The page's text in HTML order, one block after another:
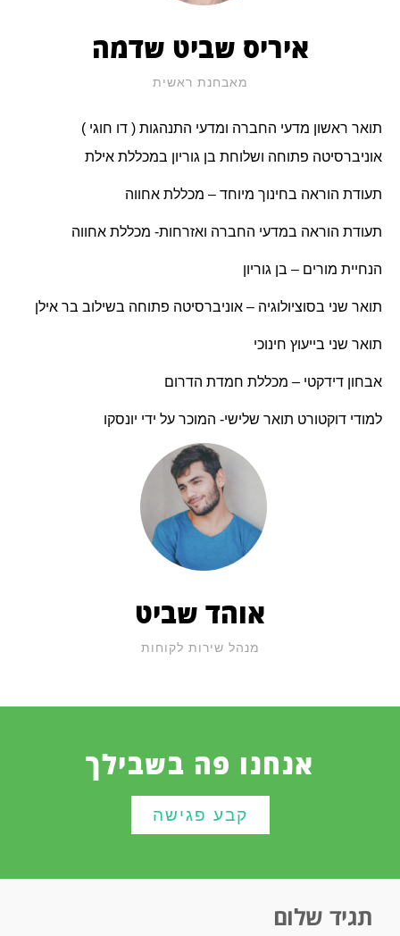
איריס שביט שדמה
מאבחנת ראשית
תואר ראשון מדעי החברה ומדעי התנהגות ( דו חוגי )
אוניברסיטה פתוחה ושלוחת בן גוריון במכללת אילת
תעודת הוראה בחינוך מיוחד – מכללת אחווה
תעודת הוראה במדעי החברה ואזרחות- מכללת אחווה
הנחיית מורים – בן גוריון
תואר שני בסוציולוגיה – אוניברסיטה פתוחה בשילוב בר אילן
תואר שני בייעוץ חינוכי
אבחון דידקטי – מכללת חמדת הדרום
למודי דוקטורט תואר שלישי- המוכר על ידי יונסקו
אוהד שביט
מנהל שירות לקוחות
אנחנו פה בשבילך
קבע פגישה
תגיד שלום